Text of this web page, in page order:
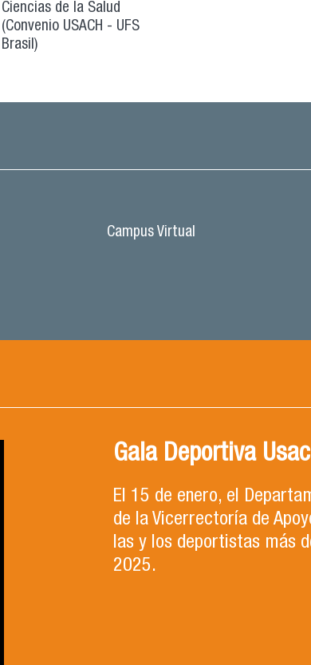
Ciencias de la Salud
(Convenio USACH - UFS
Brasil)
Campus Virtual
Gala Deportiva
El 15 de enero, el
de la Vicerrectoría de
las y los deportistas más
2025.